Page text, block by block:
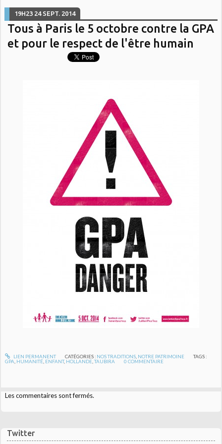
Twitter
19H23 24 SEPT. 2014
Tous à Paris le 5 octobre contre la GPA
et pour le respect de l'être humain
LIEN PERMANENT CATÉGORIES : NOS TRADITIONS, NOTRE PATRIMOINE
TAGS :
GPA HUMANITÉ ENFANT, HOLLANDE ,TAUBIRA 0 COMMENTAIRE
Les commentaires sont fermés.